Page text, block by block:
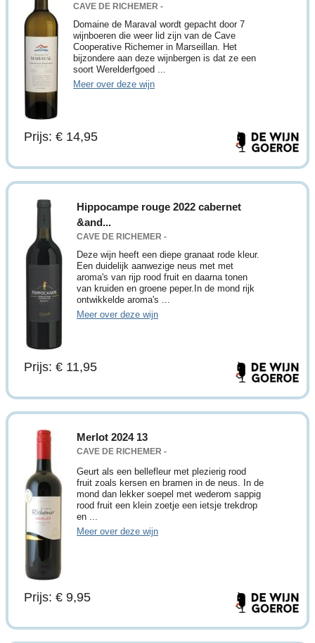
CAVE DE RICHEMER -
Domaine de Maraval wordt gepacht door 7
wijnboeren die weer lid zijn van de Cave
Cooperative Richemer in Marseillan. Het
bijzondere aan deze wijnbergen is dat ze een
soort Werelderfgoed ...
Meer over deze wijn
Prijs: € 14,95
Hippocampe rouge 2022 cabernet
&and...
CAVE DE RICHEMER -
Deze wijn heeft een diepe granaat rode kleur.
Een duidelijk aanwezige neus met met
aroma's van rijp rood fruit en daarna tonen
van kruiden en groene peper.In de mond rijk
ontwikkelde aroma's ...
Meer over deze wijn
Prijs: € 11,95
Merlot 2024 13
CAVE DE RICHEMER -
Geurt als een bellefleur met plezierig rood
fruit zoals kersen en bramen in de neus. In de
mond dan lekker soepel met wederom sappig
rood fruit een klein zoetje een ietsje trekdrop
en ...
Meer over deze wijn
Prijs: € 9,95